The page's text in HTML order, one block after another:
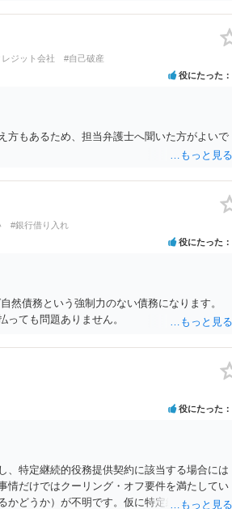
レジット会社 #自己破産
役にたった
方もあるため、担当弁護士へ聞いた方がよいで
#銀行借り入れ
役にたった
然債務という強制力のない債務になります。
ても問題ありません。
役にたった
、特定継続的役務提供契約に該当する場合には
情だけではクーリング・オフ要件を満たしてい
かどうか）が不明です。仮に特定継続的役務提